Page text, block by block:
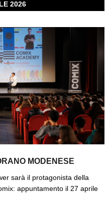
2026
MODENESE
sarà il protagonista della
appuntamento il 27 aprile